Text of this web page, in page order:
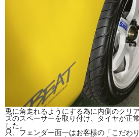
兎に角走れるようにする為に内側のクリ
ズのスペーサーを取り付け、タイヤが正
した。
只、フェンダー面一はお客様の「こだわ